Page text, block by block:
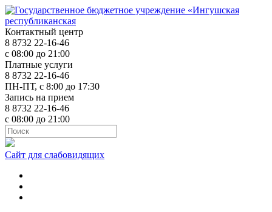
Контактный центр
8 8732 22-16-46
с 08:00 до 21:00
Платные услуги
8 8732 22-16-46
ПН-ПТ, с 8:00 до 17:30
Запись на прием
8 8732 22-16-46
с 08:00 до 21:00
Сайт для слабовидящих